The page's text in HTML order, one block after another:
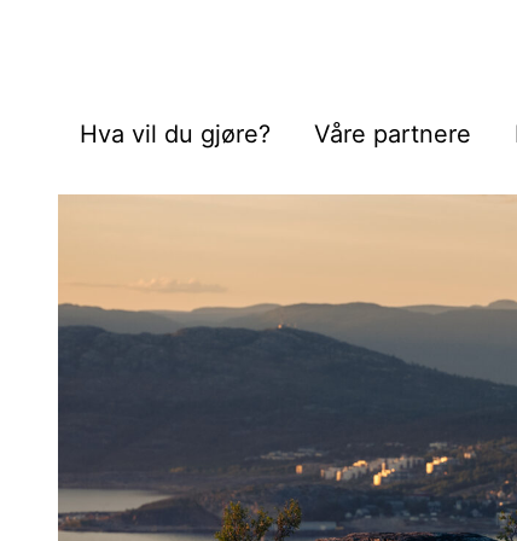
Hva vil du gjøre? Våre partnere